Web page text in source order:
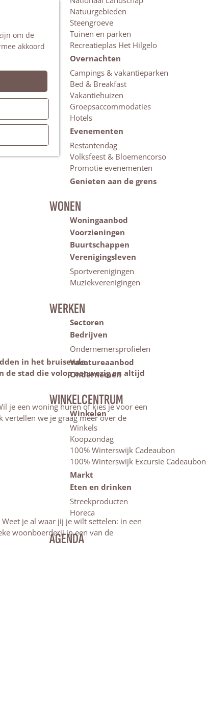
om de
akkoord
e
k
n
n
Natuurgebieden
Steengroeve
Tuinen en parken
Recreatieplas Het Hilgelo
Overnachten
Campings & vakantieparken
Bed & Breakfast
Vakantiehuizen
Groepsaccommodaties
Hotels
Evenementen
Restantendag
Volksfeest & Bloemencorso
Promotie evenementen
Genieten aan de grens
WONEN
Woningaanbod
Voorzieningen
Buurtschappen
Verenigingsleven
Sportverenigingen
Muziekverenigingen
WERKEN
Sectoren
Bedrijven
Ondernemersprofielen
Vacatureaanbod
Ondernemen
WINKELCENTRUM
Winkelen
Winkels
Koopzondag
100% Winterswijk Cadeaubon
100% Winterswijk Excursie Cadeaubon
Markt
Eten en drinken
Streekproducten
Horeca
AGENDA
in het bruisende
de stad die volop aanwezig en altijd
je een woning huren of kies je voor een
we je graag meer over de
je al waar jij je wilt settelen: in een
woonboerderij in een van de